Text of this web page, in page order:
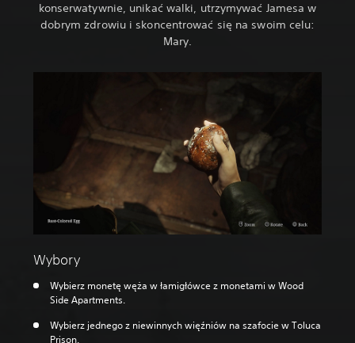
konserwatywnie, unikać walki, utrzymywać Jamesa w
dobrym zdrowiu i skoncentrować się na swoim celu:
Mary.
Wybory
Wybierz monetę węża w łamigłówce z monetami w Wood
Side Apartments.
Wybierz jednego z niewinnych więźniów na szafocie w Toluca
Prison.